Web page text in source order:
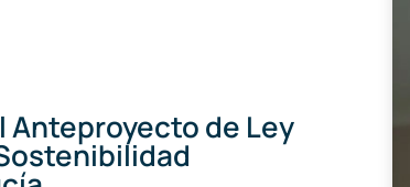
Anteproyecto de Ley